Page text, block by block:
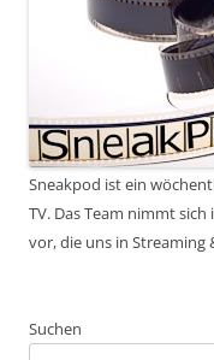
Sneakpod ist ein
TV. Das Team nimmt
vor, die uns in Streaming
Suchen